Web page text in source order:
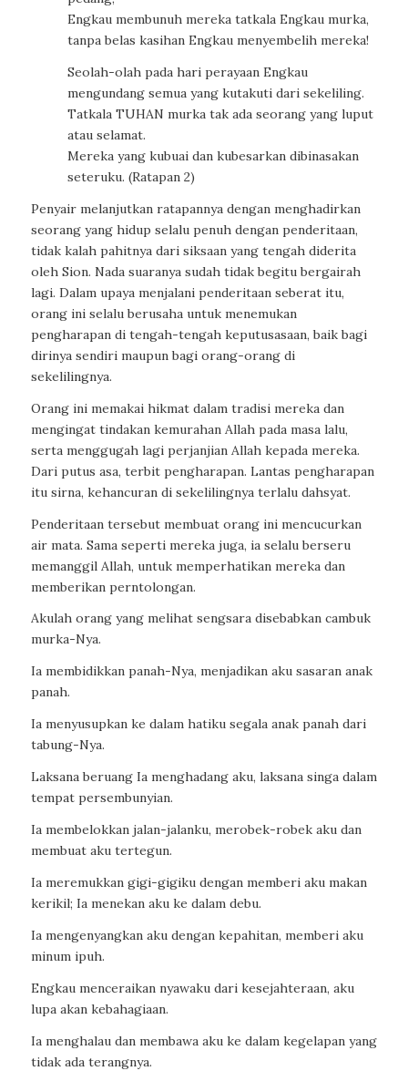
Engkau membunuh mereka tatkala Engkau murka,
tanpa belas kasihan Engkau menyembelih mereka!
Seolah-olah pada hari perayaan Engkau
mengundang semua yang kutakuti dari sekeliling.
Tatkala TUHAN murka tak ada seorang yang luput
atau selamat.
Mereka yang kubuai dan kubesarkan dibinasakan
seteruku. (Ratapan 2)
Penyair melanjutkan ratapannya dengan menghadirkan
seorang yang hidup selalu penuh dengan penderitaan,
tidak kalah pahitnya dari siksaan yang tengah diderita
oleh Sion. Nada suaranya sudah tidak begitu bergairah
lagi. Dalam upaya menjalani penderitaan seberat itu,
orang ini selalu berusaha untuk menemukan
pengharapan di tengah-tengah keputusasaan, baik bagi
dirinya sendiri maupun bagi orang-orang di
sekelilingnya.
Orang ini memakai hikmat dalam tradisi mereka dan
mengingat tindakan kemurahan Allah pada masa lalu,
serta menggugah lagi perjanjian Allah kepada mereka.
Dari putus asa, terbit pengharapan. Lantas pengharapan
itu sirna, kehancuran di sekelilingnya terlalu dahsyat.
Penderitaan tersebut membuat orang ini mencucurkan
air mata. Sama seperti mereka juga, ia selalu berseru
memanggil Allah, untuk memperhatikan mereka dan
memberikan perntolongan.
Akulah orang yang melihat sengsara disebabkan cambuk
murka-Nya.
Ia membidikkan panah-Nya, menjadikan aku sasaran anak
panah.
Ia menyusupkan ke dalam hatiku segala anak panah dari
tabung-Nya.
Laksana beruang Ia menghadang aku, laksana singa dalam
tempat persembunyian.
Ia membelokkan jalan-jalanku, merobek-robek aku dan
membuat aku tertegun.
Ia meremukkan gigi-gigiku dengan memberi aku makan
kerikil; Ia menekan aku ke dalam debu.
Ia mengenyangkan aku dengan kepahitan, memberi aku
minum ipuh.
Engkau menceraikan nyawaku dari kesejahteraan, aku
lupa akan kebahagiaan.
Ia menghalau dan membawa aku ke dalam kegelapan yang
tidak ada terangnya.